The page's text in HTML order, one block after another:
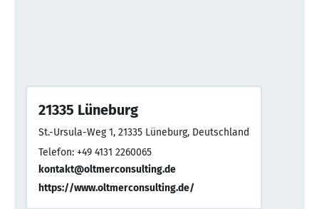
21335 Lüneburg
St.-Ursula-Weg 1, 21335 Lüneburg, Deutschland
Telefon: +49 4131 2260065
kontakt@oltmerconsulting.de
https://www.oltmerconsulting.de/